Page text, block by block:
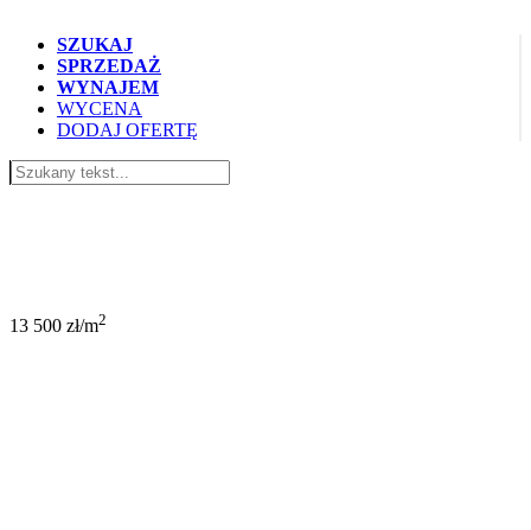
SZUKAJ
SPRZEDAŻ
WYNAJEM
WYCENA
DODAJ OFERTĘ
13 500 zł/m2